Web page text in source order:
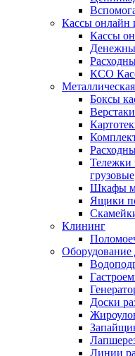
Кассы онлайн
Кассы
КСО
Боксы
Верстаки
Тележки
грузовые
Шкафы
Ящики
Клининг
Оборудование
Доски
Линии